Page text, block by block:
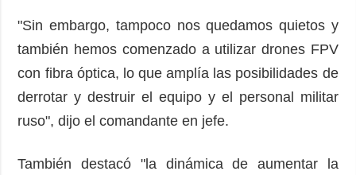
"Sin embargo, tampoco nos quedamos quietos y
también hemos comenzado a utilizar drones FPV
con fibra óptica, lo que amplía las posibilidades de
derrotar y destruir el equipo y el personal militar
ruso", dijo el comandante en jefe.
También destacó "la dinámica de aumentar la